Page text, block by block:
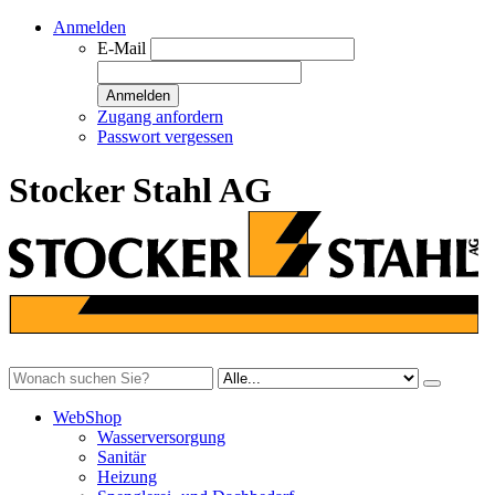
Anmelden
E-Mail
Anmelden
Zugang anfordern
Passwort vergessen
Stocker Stahl AG
WebShop
Wasserversorgung
Sanitär
Heizung